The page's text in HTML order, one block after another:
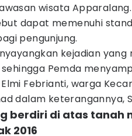
wisata
dapat memenuhi
pengunjung.
kejadian
Pemda
Febrianti, warga
dalam keterangannya,
berdiri di atas tanah
2016